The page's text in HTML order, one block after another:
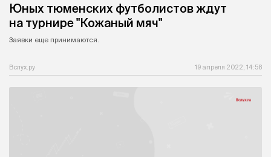
Юных тюменских футболистов ждут
на турнире "Кожаный мяч"
Заявки еще принимаются.
Вслух.ру 19 апреля 2022, 14:58